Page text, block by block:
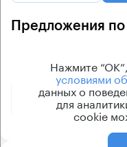
Предложения
Площадь
733 м²
Нажмите
условиями
данных о
для
cookie